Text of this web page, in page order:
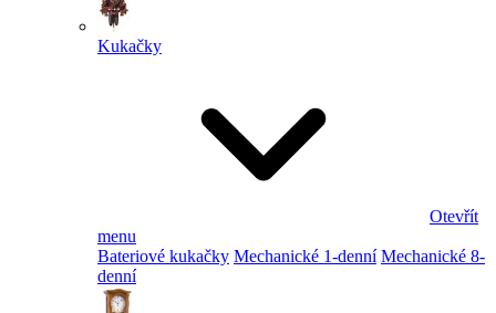
Kukačky
Otevřít
menu
Bateriové kukačky Mechanické 1-denní Mechanické 8-
denní